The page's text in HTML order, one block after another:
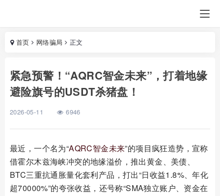
首页 网络骗局 正文
紧急预警！“AQRC智金未来”，打着地缘
避险旗号的USDT杀猪盘！
2026-05-11 6946
最近，一个名为“AQRC智金未来”的项目疯狂造势，宣称
借霍尔木兹海峡冲突的地缘溢价，推出黄金、美债、
BTC三重抗通胀量化套利产品，打出“日收益1.8%、年化
超70000%”的夸张收益，还号称“SMA独立账户、资金在